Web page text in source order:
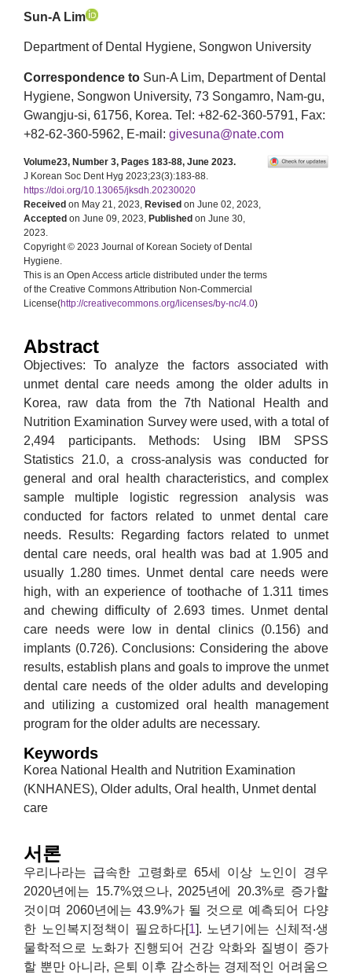
Sun-A Lim
Department of Dental Hygiene, Songwon University
Correspondence to Sun-A Lim, Department of Dental
Hygiene, Songwon University, 73 Songamro, Nam-gu,
Gwangju-si, 61756, Korea. Tel: +82-62-360-5791, Fax:
+82-62-360-5962, E-mail: givesuna@nate.com
Volume23, Number 3, Pages 183-88, June 2023.
J Korean Soc Dent Hyg 2023;23(3):183-88.
https://doi.org/10.13065/jksdh.20230020
Received on May 21, 2023, Revised on June 02, 2023,
Accepted on June 09, 2023, Published on June 30,
2023.
Copyright © 2023 Journal of Korean Society of Dental
Hygiene.
This is an Open Access article distributed under the terms
of the Creative Commons Attribution Non-Commercial
License(http://creativecommons.org/licenses/by-nc/4.0)
Abstract
Objectives: To analyze the factors associated with
unmet dental care needs among the older adults in
Korea, raw data from the 7th National Health and
Nutrition Examination Survey were used, with a total of
2,494 participants. Methods: Using IBM SPSS
Statistics 21.0, a cross-analysis was conducted for
general and oral health characteristics, and complex
sample multiple logistic regression analysis was
conducted for factors related to unmet dental care
needs. Results: Regarding factors related to unmet
dental care needs, oral health was bad at 1.905 and
usually 1.280 times. Unmet dental care needs were
high, with an experience of toothache of 1.311 times
and chewing difficulty of 2.693 times. Unmet dental
care needs were low in dental clinics (0.156) and
implants (0.726). Conclusions: Considering the above
results, establish plans and goals to improve the unmet
dental care needs of the older adults and developing
and utilizing a customized oral health management
program for the older adults are necessary.
Keywords
Korea National Health and Nutrition Examination
(KNHANES), Older adults, Oral health, Unmet dental
care
서론
우리나라는 급속한 고령화로 65세 이상 노인이 경우
2020년에는 15.7%였으나, 2025년에 20.3%로 증가할
것이며 2060년에는 43.9%가 될 것으로 예측되어 다양
한 노인복지정책이 필요하다[1]. 노년기에는 신체적‧생
물학적으로 노화가 진행되어 건강 악화와 질병이 증가
할 뿐만 아니라, 은퇴 이후 감소하는 경제적인 어려움으